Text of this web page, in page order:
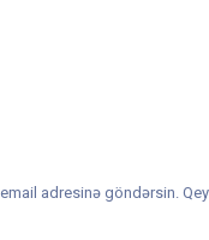
email adresinə göndərsin.